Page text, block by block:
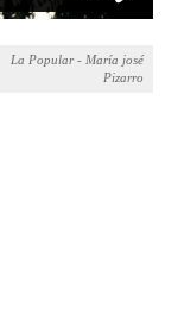
La Popular - María josé
Pizarro